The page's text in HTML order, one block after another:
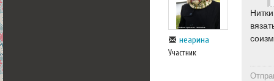
неарина
Участник